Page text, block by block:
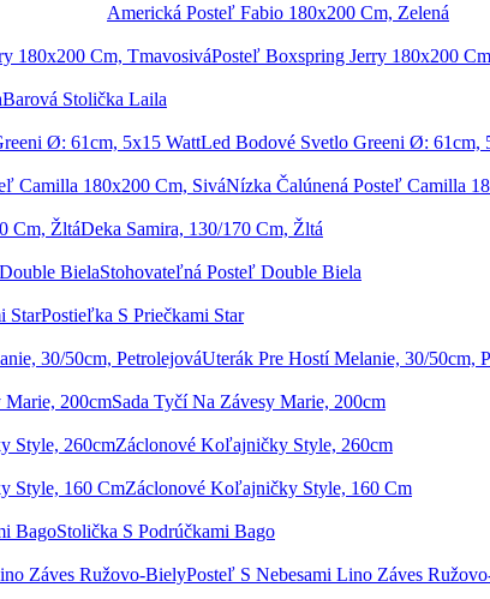
Americká Posteľ Fabio 180x200 Cm, Zelená
Posteľ Boxspring Jerry 180x200
Barová Stolička Laila
Led Bodové Svetlo Greeni Ø: 61cm,
Nízka Čalúnená Posteľ Camilla
Deka Samira, 130/170 Cm, Žltá
Stohovateľná Posteľ Double Biela
Postieľka S Priečkami Star
Uterák Pre Hostí Melanie, 30/50cm,
Sada Tyčí Na Závesy Marie, 200cm
Záclonové Koľajničky Style, 260cm
Záclonové Koľajničky Style, 160 Cm
Stolička S Podrúčkami Bago
Posteľ S Nebesami Lino Záves